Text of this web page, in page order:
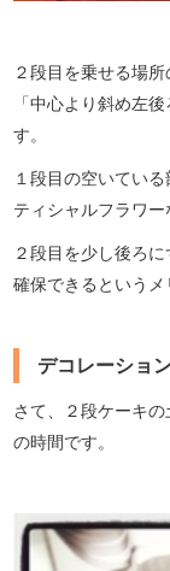
２段目を乗せる場
「中心より斜め左
す。
１段目の空いてい
ティシャルフラワー
２段目を少し後ろ
確保できるというメ
デコレーショ
さて、２段ケーキ
の時間です。